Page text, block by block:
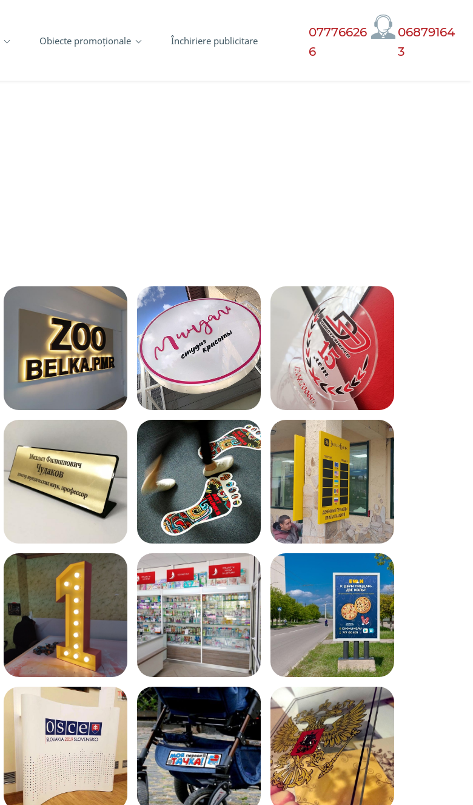
Obiecte promoționale Închiriere publicitare
07776626
6
06879164
3